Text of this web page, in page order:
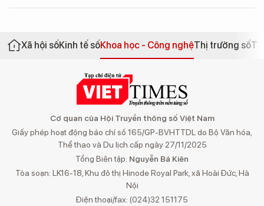
Xã hội sốKinh tế sốKhoa học - Công nghệThị trường số
Cơ quan của Hội Truyền thông số Việt Nam
Giấy phép hoạt động báo chí số 165/GP-BVHTTDL do Bộ Văn hóa,
Thể thao và Du lịch cấp ngày 27/11/2025
Tổng Biên tập: Nguyễn Bá Kiên
Tòa soạn: LK16-18, Khu đô thị Hinode Royal Park, xã Hoài Đức, Hà
Nội
Điện thoại/fax: (024)32 151175